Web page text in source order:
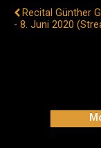
Recital Günther
- 8. Juni 2020